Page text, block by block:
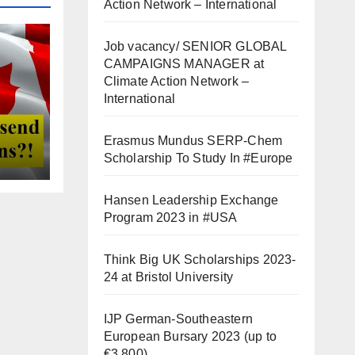
Action Network – International
Job vacancy/ SENIOR GLOBAL
CAMPAIGNS MANAGER at
Climate Action Network –
International
Erasmus Mundus SERP-Chem
Scholarship To Study In #Europe
Hansen Leadership Exchange
Program 2023 in #USA
Think Big UK Scholarships 2023-
24 at Bristol University
IJP German-Southeastern
European Bursary 2023 (up to